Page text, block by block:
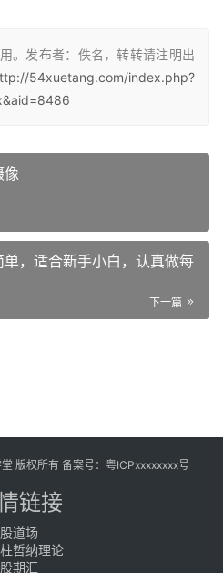
。发布者：佚名，转转请注明出
54xuetang.com/index.php?
像
，适合新手小白，认真做每
下一篇
版权所有 备案号： 粤ICPxxxxxxxx号
链接
股道场
哲纳理论
股期汇